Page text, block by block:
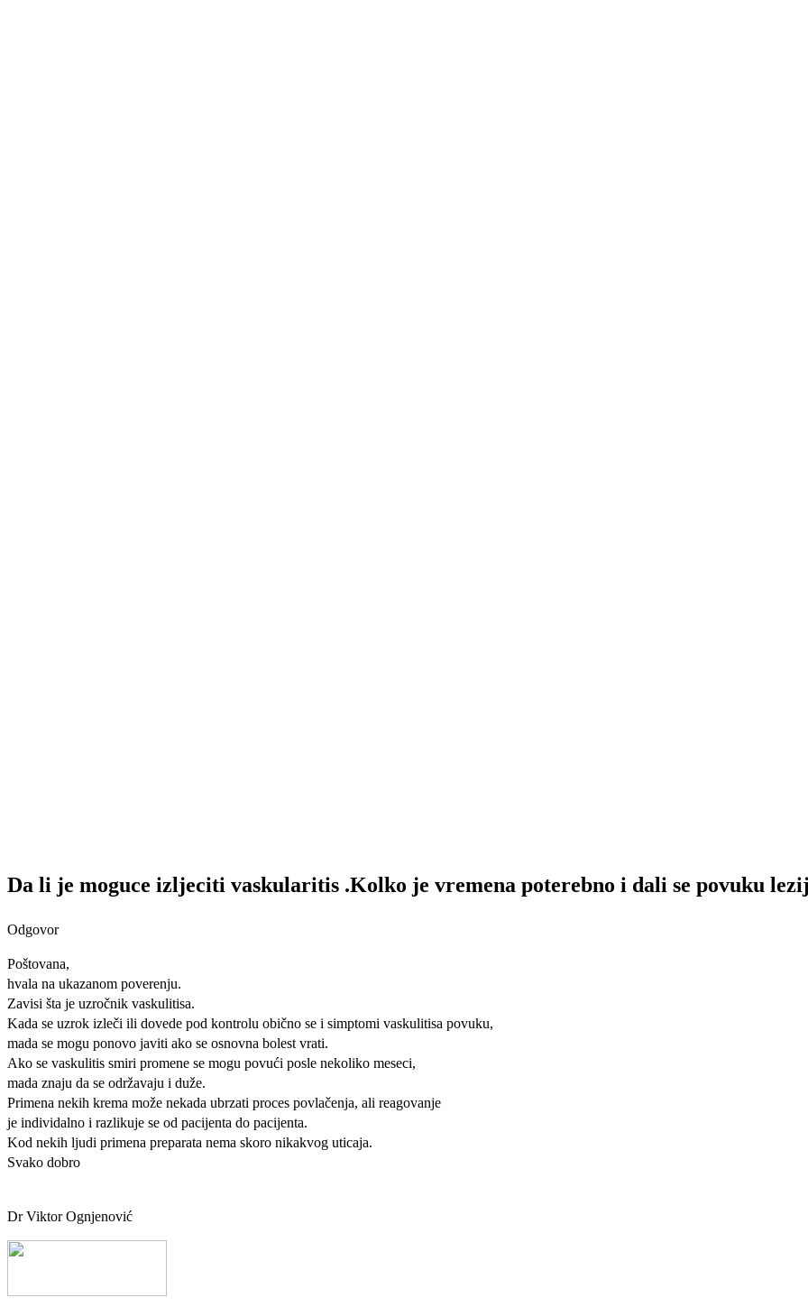
Da li je moguce izljeciti vaskularitis .Kolko je vremena poterebno i dali se povuku
Odgovor
Poštovana,
hvala na ukazanom poverenju.
Zavisi šta je uzročnik vaskulitisa.
Kada se uzrok izleči ili dovede pod kontrolu obično se i simptomi vaskulitisa povuku,
mada se mogu ponovo javiti ako se osnovna bolest vrati.
Ako se vaskulitis smiri promene se mogu povući posle nekoliko meseci,
mada znaju da se održavaju i duže.
Primena nekih krema može nekada ubrzati proces povlačenja, ali reagovanje
je individalno i razlikuje se od pacijenta do pacijenta.
Kod nekih ljudi primena preparata nema skoro nikakvog uticaja.
Svako dobro
Dr Viktor Ognjenović